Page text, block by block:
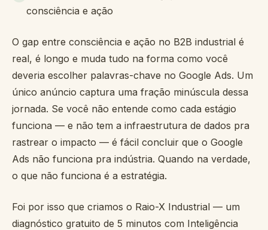
consciência e ação
O gap entre consciência e ação no B2B industrial é
real, é longo e muda tudo na forma como você
deveria escolher palavras-chave no Google Ads. Um
único anúncio captura uma fração minúscula dessa
jornada. Se você não entende como cada estágio
funciona — e não tem a infraestrutura de dados pra
rastrear o impacto — é fácil concluir que o Google
Ads não funciona pra indústria. Quando na verdade,
o que não funciona é a estratégia.
Foi por isso que criamos o Raio-X Industrial — um
diagnóstico gratuito de 5 minutos com Inteligência